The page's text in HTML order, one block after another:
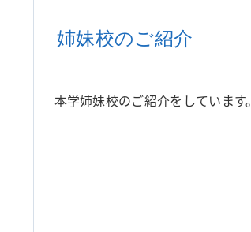
姉妹校のご紹介
本学姉妹校のご紹介をしています。